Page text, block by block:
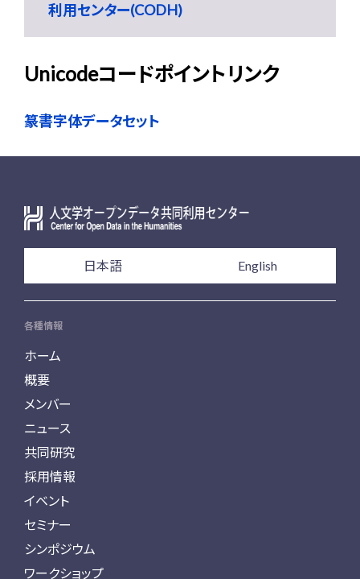
利用センター(CODH)
Unicodeコードポイントリンク
篆書字体データセット
日本語 English
各種情報
ホーム
概要
メンバー
ニュース
共同研究
採用情報
イベント
セミナー
シンポジウム
ワークショップ